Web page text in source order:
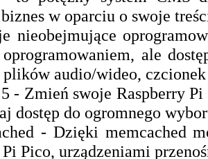
w oparciu o swoje
nieobejmujące
ale
plików audio/wideo,
5 - Zmień swoje Raspberry
dostęp do ogromnego
- Dzięki memcached
Pico, urządzeniami